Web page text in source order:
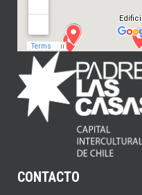
CONTACTO